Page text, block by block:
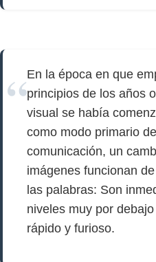
En la época en que
principios de los años
visual se había
como modo primario
comunicación, un
imágenes funcionan
las palabras: Son
niveles muy por
rápido y furioso.